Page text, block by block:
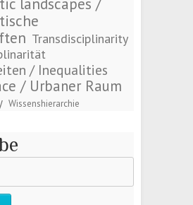
Transdisciplinarity
/ Inequalities
/ Urbaner Raum
Wissenshierarchie